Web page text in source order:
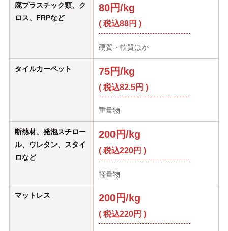
廃プラスチック類、ク
ロス、FRPなど
80円/kg
( 税込88円 )
硬質・軟質ほか
タイルカーペット 75円/kg
( 税込82.5円 )
重量物
断熱材、発泡スチロー
ル、ウレタン、スタイ
ロなど
200円/kg
( 税込220円 )
軽量物
マットレス 200円/kg
( 税込220円 )